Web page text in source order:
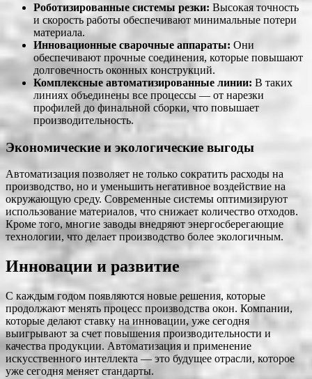
Роботизированные системы резки: Высокая точность
и скорость работы обеспечивают минимальные потери
материала.
Инновационные сварочные аппараты: Они
обеспечивают прочные соединения, которые повышают
долговечность оконных конструкций.
Комплексные автоматизированные линии: В таких
линиях объединены все процессы — от нарезки
профилей до финальной сборки, что повышает
производительность.
Экономические и экологические выгоды
Автоматизация позволяет не только сократить расходы на
производство, но и уменьшить негативное воздействие на
окружающую среду. Современные системы оптимизируют
использование материалов, что снижает количество отходов.
Кроме того, многие заводы внедряют энергосберегающие
технологии, что делает производство более экологичным.
Инновации и развитие
С каждым годом появляются новые решения, которые
продолжают менять процесс производства окон. Компании,
которые делают ставку на инновации, уже сегодня
выигрывают за счет повышения производительности и
качества продукции. Автоматизация и применение
искусственного интеллекта — это будущее отрасли, которое
уже сегодня меняет стандарты.